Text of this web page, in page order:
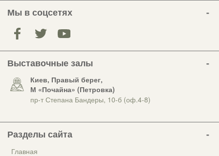
Мы в соцсетях
Выставочные залы
Киев, Правый берег,
М «Почайна» (Петровка)
пр-т Степана Бандеры, 10-б (оф.4-8)
Разделы сайта
Главная